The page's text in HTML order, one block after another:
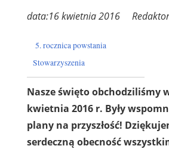
data:16 kwietnia 2016
5. rocznica powstania
Stowarzyszenia
Nasze święto obchodziliśmy
kwietnia 2016 r. Były
plany na przyszłość!
serdeczną obecność